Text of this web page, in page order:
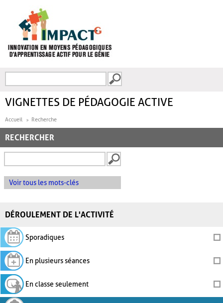
FORMULAIRE DE
VIGNETTES DE PÉDAGOGIE ACTIVE
Accueil Recherche
RECHERCHER
Voir tous les mots-clés
DÉROULEMENT DE L'ACTIVITÉ
Sporadiques
En plusieurs séances
En classe seulement